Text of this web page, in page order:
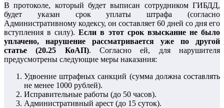
В протоколе, который будет выписан сотрудником ГИБДД,
будет указан срок уплаты штрафа (согласно
Административному кодексу, он составляет 60 дней со дня его
вступления в силу).Если в этот срок взыскание не было
уплачено, нарушение рассматривается уже по другой
статье (20.25 КоАП). Согласно ей, для нарушителя
предусмотрены следующие меры наказания:
Удвоение штрафных санкций (сумма должна составлять
не менее 1000 рублей).
Исправительные работы (до 50 часов).
Административный арест (до 15 суток).